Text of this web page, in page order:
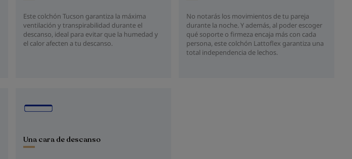
Este colchón Tucson garantiza la máxima
ventilación y transpirabilidad durante el
descanso, ideal para evitar que la humedad y
el calor afecten a tu descanso.
No notarás los movimientos de tu pareja
durante la noche. Y además, al poder escoger
qué soporte o firmeza encaja más con cada
persona, este colchón Lattoflex garantiza una
total independencia de lechos.
Una cara de descanso